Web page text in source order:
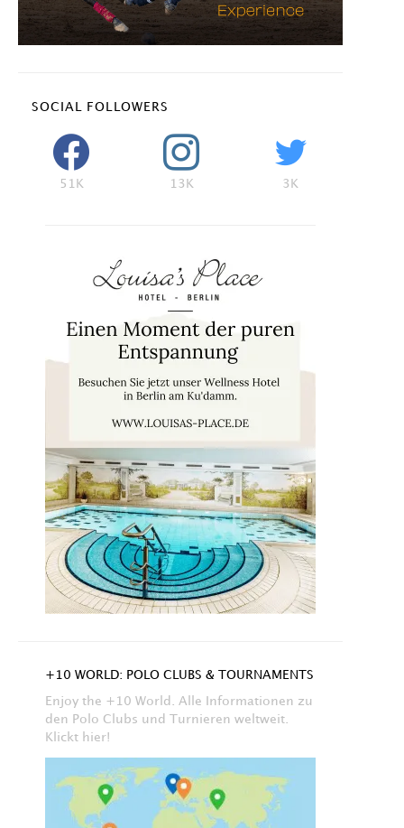
SOCIAL FOLLOWERS
51K 13K 3K
+10 WORLD: POLO CLUBS & TOURNAMENTS
Enjoy the +10 World. Alle Informationen zu
den Polo Clubs und Turnieren weltweit.
Klickt hier!